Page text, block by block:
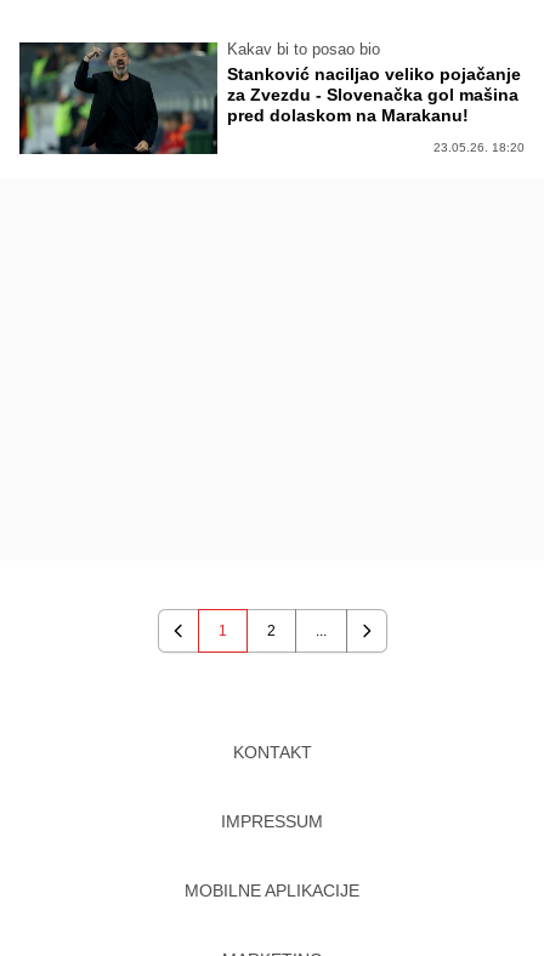
Kakav bi to posao bio
Stanković naciljao veliko pojačanje
za Zvezdu - Slovenačka gol mašina
pred dolaskom na Marakanu!
23.05.26. 18:20
Previous
1 2 ...
Next
KONTAKT
IMPRESSUM
MOBILNE APLIKACIJE